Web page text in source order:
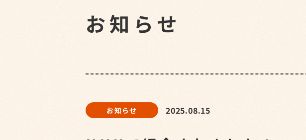
お知らせ
お知らせ 2025.08.15